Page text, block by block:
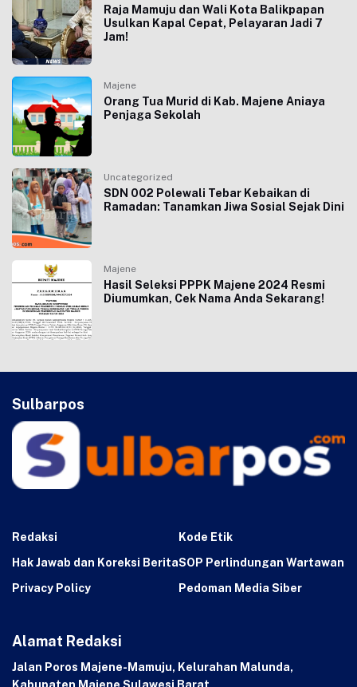
Raja Mamuju dan Wali Kota Balikpapan
Usulkan Kapal Cepat, Pelayaran Jadi 7
Jam!
Majene
Orang Tua Murid di Kab. Majene Aniaya
Penjaga Sekolah
Uncategorized
SDN 002 Polewali Tebar Kebaikan di
Ramadan: Tanamkan Jiwa Sosial Sejak Dini
Majene
Hasil Seleksi PPPK Majene 2024 Resmi
Diumumkan, Cek Nama Anda Sekarang!
Sulbarpos
Redaksi
Kode Etik
Hak Jawab dan Koreksi BeritaSOP Perlindungan Wartawan
Privacy Policy
Pedoman Media Siber
Alamat Redaksi
Jalan Poros Majene-Mamuju, Kelurahan Malunda,